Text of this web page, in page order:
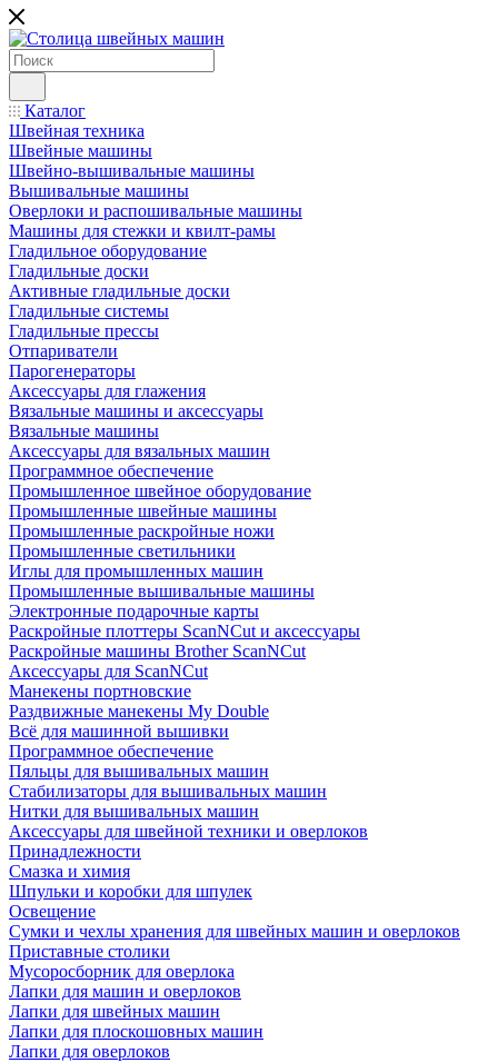
Каталог
Швейная техника
Швейные машины
Швейно-вышивальные машины
Вышивальные машины
Оверлоки и распошивальные машины
Машины для стежки и квилт-рамы
Гладильное оборудование
Гладильные доски
Активные гладильные доски
Гладильные системы
Гладильные прессы
Отпариватели
Парогенераторы
Аксессуары для глажения
Вязальные машины и аксессуары
Вязальные машины
Аксессуары для вязальных машин
Программное обеспечение
Промышленное швейное оборудование
Промышленные швейные машины
Промышленные раскройные ножи
Промышленные светильники
Иглы для промышленных машин
Промышленные вышивальные машины
Электронные подарочные карты
Раскройные плоттеры ScanNCut и аксессуары
Раскройные машины Brother ScanNCut
Аксессуары для ScanNCut
Манекены портновские
Раздвижные манекены My Double
Всё для машинной вышивки
Программное обеспечение
Пяльцы для вышивальных машин
Стабилизаторы для вышивальных машин
Нитки для вышивальных машин
Аксессуары для швейной техники и оверлоков
Принадлежности
Смазка и химия
Шпульки и коробки для шпулек
Освещение
Сумки и чехлы хранения для швейных машин и оверлоков
Приставные столики
Мусоросборник для оверлока
Лапки для машин и оверлоков
Лапки для швейных машин
Лапки для плоскошовных машин
Лапки для оверлоков